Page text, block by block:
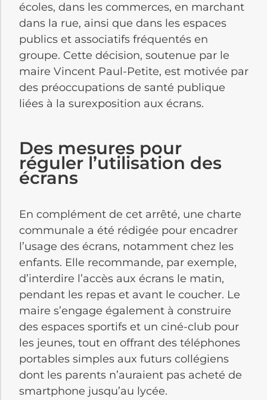
écoles, dans les commerces, en marchant
dans la rue, ainsi que dans les espaces
publics et associatifs fréquentés en
groupe. Cette décision, soutenue par le
maire Vincent Paul-Petite, est motivée par
des préoccupations de santé publique
liées à la surexposition aux écrans.
Des mesures pour
réguler l’utilisation des
écrans
En complément de cet arrêté, une charte
communale a été rédigée pour encadrer
l’usage des écrans, notamment chez les
enfants. Elle recommande, par exemple,
d’interdire l’accès aux écrans le matin,
pendant les repas et avant le coucher. Le
maire s’engage également à construire
des espaces sportifs et un ciné-club pour
les jeunes, tout en offrant des téléphones
portables simples aux futurs collégiens
dont les parents n’auraient pas acheté de
smartphone jusqu’au lycée.